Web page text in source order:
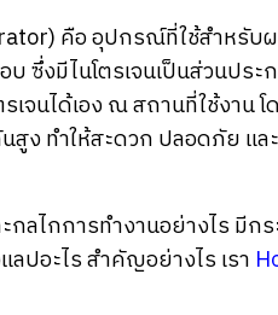
คือ อุปกรณ์ที่ใช้สำหรับ
บ ซึ่งมีไนโตรเจนเป็นส่วนปร
เจนได้เอง ณ สถานที่ใช้งาน
ง ทำให้สะดวก ปลอดภัย แล
ะกลไกการทำงานอย่างไร มี
ลปอะไร สำคัญอย่างไร เรา